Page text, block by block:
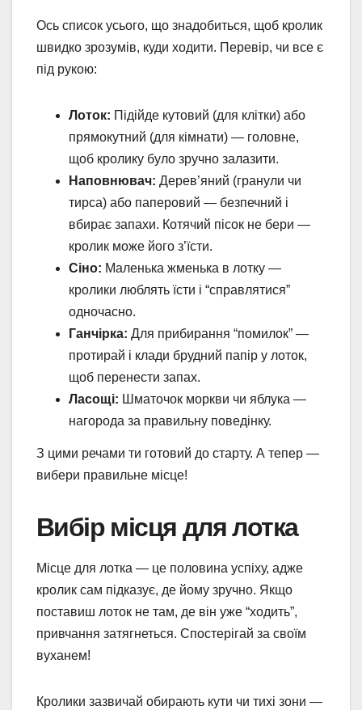
Ось список усього, що знадобиться, щоб кролик
швидко зрозумів, куди ходити. Перевір, чи все є
під рукою:
Лоток: Підійде кутовий (для клітки) або
прямокутний (для кімнати) — головне,
щоб кролику було зручно залазити.
Наповнювач: Дерев’яний (гранули чи
тирса) або паперовий — безпечний і
вбирає запахи. Котячий пісок не бери —
кролик може його з’їсти.
Сіно: Маленька жменька в лотку —
кролики люблять їсти і “справлятися”
одночасно.
Ганчірка: Для прибирання “помилок” —
протирай і клади брудний папір у лоток,
щоб перенести запах.
Ласощі: Шматочок моркви чи яблука —
нагорода за правильну поведінку.
З цими речами ти готовий до старту. А тепер —
вибери правильне місце!
Вибір місця для лотка
Місце для лотка — це половина успіху, адже
кролик сам підказує, де йому зручно. Якщо
поставиш лоток не там, де він уже “ходить”,
привчання затягнеться. Спостерігай за своїм
вуханем!
Кролики зазвичай обирають кути чи тихі зони —